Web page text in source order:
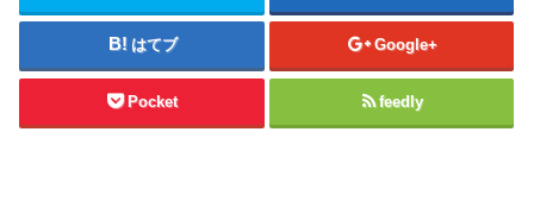
はてブ Google+
Pocket feedly